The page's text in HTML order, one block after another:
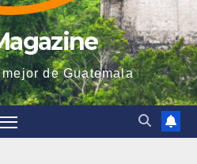
de Guatemala